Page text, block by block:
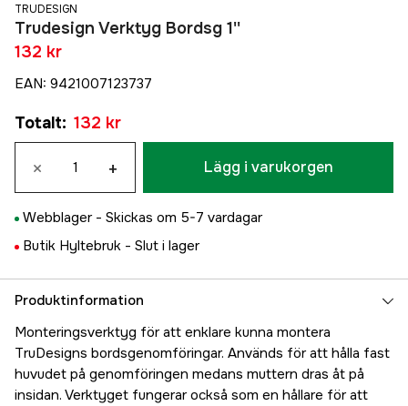
TRUDESIGN
Trudesign Verktyg Bordsg 1''
132 kr
EAN: 9421007123737
Totalt: 132 kr
× + Lägg i varukorgen
Webblager - Skickas om 5-7 vardagar
Butik Hyltebruk - Slut i lager
Produktinformation
Monteringsverktyg för att enklare kunna montera
TruDesigns bordsgenomföringar. Används för att hålla fast
huvudet på genomföringen medans muttern dras åt på
insidan. Verktyget fungerar också som en hållare för att